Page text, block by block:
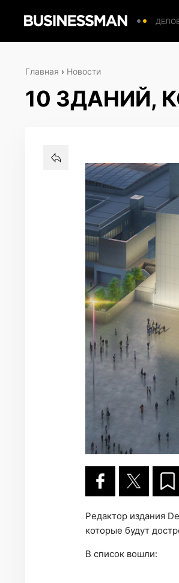
Главная › Новости
10 ЗДАНИЙ,
Редактор издания
которые будут
В список вошли: